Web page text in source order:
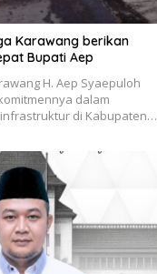
Karawang berikan
Bupati Aep
H. Aep Syaepuloh
dalam
di Kabupaten…